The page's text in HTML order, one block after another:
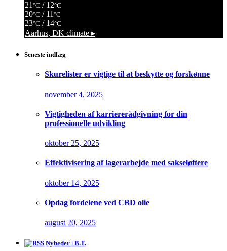
21 °C / 12°C
20°C / 11 °C
23°C / 14°C
Aarhus, DK climate ▸
Seneste indlæg
Skurelister er vigtige til at beskytte og forskønne
november 4, 2025
Vigtigheden af karriererådgivning for din
professionelle udvikling
oktober 25, 2025
Effektivisering af lagerarbejde med sakseløftere
oktober 14, 2025
Opdag fordelene ved CBD olie
august 20, 2025
Nyheder | B.T.